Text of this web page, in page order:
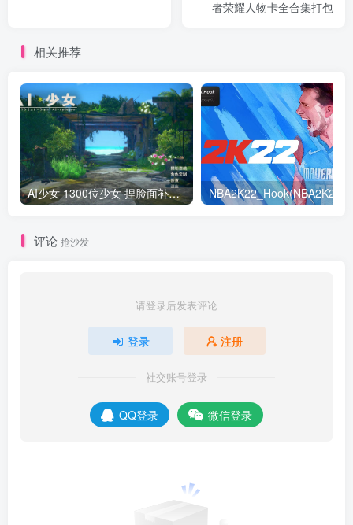
者荣耀人物卡全合集打包
相关推荐
AI少女 1300位少女 捏脸面补数据整合包 总有一位是你想要的
评论 抢沙发
请登录后发表评论
登录 注册
社交账号登录
QQ登录 微信登录